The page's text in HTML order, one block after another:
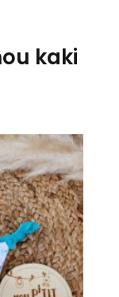
kaki